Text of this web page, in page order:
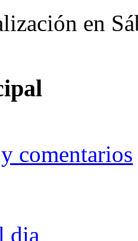
en
comentarios
dia